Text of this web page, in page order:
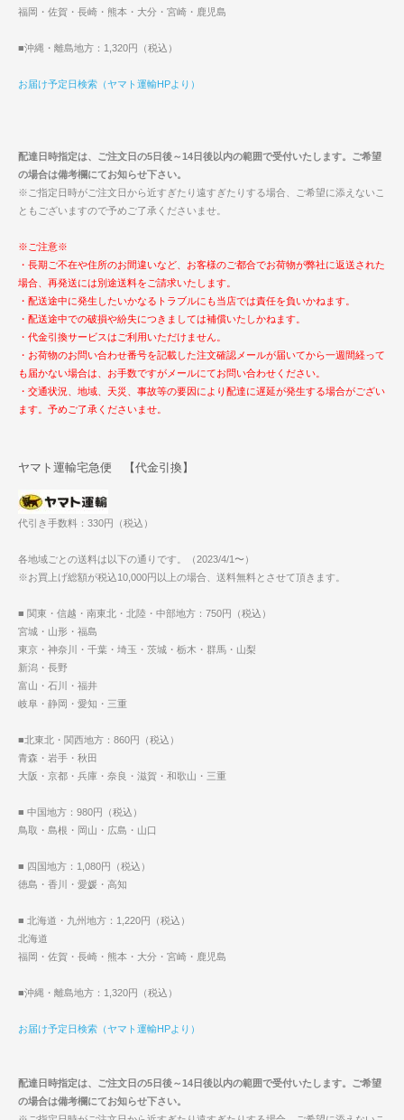
福岡・佐賀・長崎・熊本・大分・宮崎・鹿児島
■沖縄・離島地方：1,320円（税込）
お届け予定日検索（ヤマト運輸HPより）
配達日時指定は、ご注文日の5日後～14日後以内の範囲で受付いたします。ご希望
の場合は備考欄にてお知らせ下さい。
※ご指定日時がご注文日から近すぎたり遠すぎたりする場合、ご希望に添えないこ
ともございますので予めご了承くださいませ。
※ご注意※
・長期ご不在や住所のお間違いなど、お客様のご都合でお荷物が弊社に返送された
場合、再発送には別途送料をご請求いたします。
・配送途中に発生したいかなるトラブルにも当店では責任を負いかねます。
・配送途中での破損や紛失につきましては補償いたしかねます。
・代金引換サービスはご利用いただけません。
・お荷物のお問い合わせ番号を記載した注文確認メールが届いてから一週間経って
も届かない場合は、お手数ですがメールにてお問い合わせください。
・交通状況、地域、天災、事故等の要因により配達に遅延が発生する場合がござい
ます。予めご了承くださいませ。
ヤマト運輸宅急便 【代金引換】
代引き手数料：330円（税込）
各地域ごとの送料は以下の通りです。（2023/4/1〜）
※お買上げ総額が税込10,000円以上の場合、送料無料とさせて頂きます。
■ 関東・信越・南東北・北陸・中部地方：750円（税込）
宮城・山形・福島
東京・神奈川・千葉・埼玉・茨城・栃木・群馬・山梨
新潟・長野
富山・石川・福井
岐阜・静岡・愛知・三重
■北東北・関西地方：860円（税込）
青森・岩手・秋田
大阪・京都・兵庫・奈良・滋賀・和歌山・三重
■ 中国地方：980円（税込）
鳥取・島根・岡山・広島・山口
■ 四国地方：1,080円（税込）
徳島・香川・愛媛・高知
■ 北海道・九州地方：1,220円（税込）
北海道
福岡・佐賀・長崎・熊本・大分・宮崎・鹿児島
■沖縄・離島地方：1,320円（税込）
お届け予定日検索（ヤマト運輸HPより）
配達日時指定は、ご注文日の5日後～14日後以内の範囲で受付いたします。ご希望
の場合は備考欄にてお知らせ下さい。